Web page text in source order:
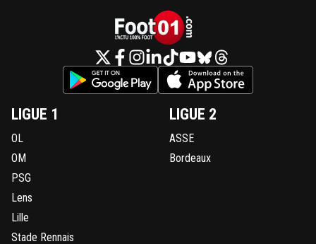
LIGUE 1
OL
OM
PSG
Lens
Lille
Stade Rennais
LIGUE 2
ASSE
Bordeaux